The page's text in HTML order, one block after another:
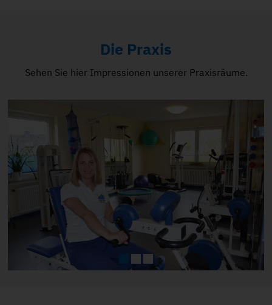
Die Praxis
Sehen Sie hier Impressionen unserer Praxisräume.